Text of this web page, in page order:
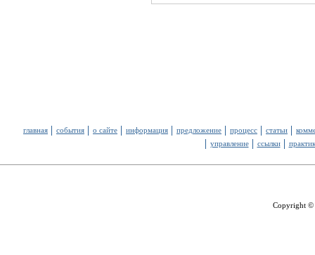
главная события о сайте информация предложение процесс статьи
управление
ссылки
Copyright ©